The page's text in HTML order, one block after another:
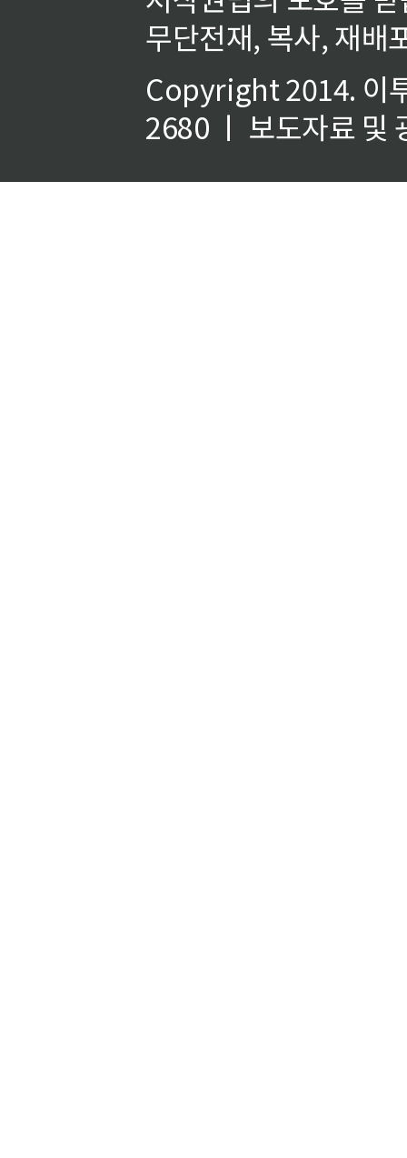
무단전재, 복사, 재배
Copyright 2014. 이
2680 ㅣ 보도자료